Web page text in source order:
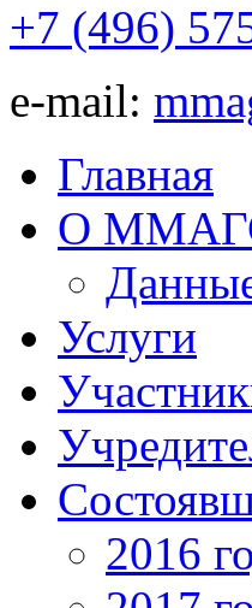
+7 (496)
e-mail:
Главная
О
Услуги
2016